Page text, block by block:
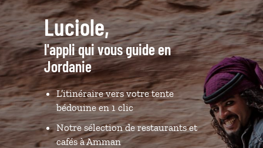
Luciole,
l'appli qui vous guide en
Jordanie
L’itinéraire vers votre tente
bédouine en 1 clic
Notre sélection de restaurants et
cafés à Amman